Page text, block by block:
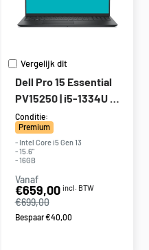
Vergelijk dit
Dell Pro 15 Essential
PV15250 | i5-1334U |
15.6" | In originele
verpakking
Conditie:
Premium
- Intel Core i5 Gen 13
- 15.6"
- 16GB
Vanaf
Actieprijs
€659,00 incl. BTW
€699,00
Bespaar €40,00